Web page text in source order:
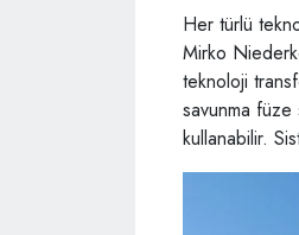
Her türlü
Mirko
teknoloji
savunma füze
kullanabilir.